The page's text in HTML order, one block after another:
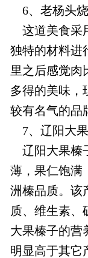
6、老杨头
这道美食采
独特的材料进
里之后感觉肉
多得的美味，
较有名气的品
7、辽阳大
辽阳大果榛
薄，果仁饱满
洲榛品质。该
质、维生素、
大果榛子的营
明显高于其它